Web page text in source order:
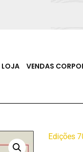
LOJA VENDAS
Edições